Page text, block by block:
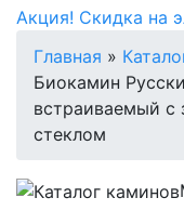
Акция! Скидка на
Главная »
Биокамин
встраиваемый
стеклом